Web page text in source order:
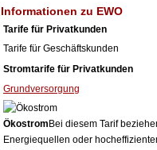
Informationen zu EWO
Tarife für Privatkunden
Tarife für Geschäftskunden
Stromtarife für Privatkunden
Grundversorgung
Ökostrom Bei diesem Tarif
Energiequellen oder